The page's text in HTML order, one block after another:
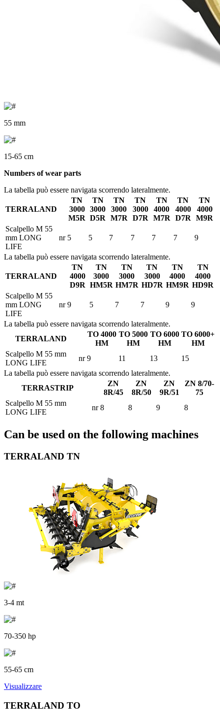
55 mm
15-65 cm
Numbers of wear parts
La tabella può essere navigata scorrendo lateralmente.
TERRALAND
TN
3000
M5R
TN
3000
D5R
TN
3000
M7R
TN
3000
D7R
TN
4000
M7R
TN
4000
D7R
TN
4000
M9R
Scalpello M 55
mm LONG
LIFE
nr 5 5 7 7 7 7 9
La tabella può essere navigata scorrendo lateralmente.
TERRALAND
TN
4000
D9R
TN
3000
HM5R
TN
3000
HM7R
TN
3000
HD7R
TN
4000
HM9R
TN
4000
HD9R
Scalpello M 55
mm LONG
LIFE
nr 9 5 7 7 9 9
La tabella può essere navigata scorrendo lateralmente.
TERRALAND
TO 4000
HM
TO 5000
HM
TO 6000
HM
TO 6000+
HM
Scalpello M 55 mm
LONG LIFE
nr 9 11 13
15
La tabella può essere navigata scorrendo lateralmente.
TERRASTRIP
ZN
8R/45
ZN
8R/50
ZN
9R/51
ZN 8/70-
75
Scalpello M 55 mm
LONG LIFE
nr 8 8 9 8
Can be used on the following machines
TERRALAND TN
3-4 mt
70-350 hp
55-65 cm
Visualizzare
TERRALAND TO